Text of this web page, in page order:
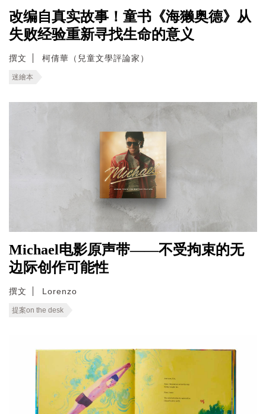
改编自真实故事！童书《海獭奥德》从
失败经验重新寻找生命的意义
撰文 柯倩華（兒童文學評論家）
迷繪本
Michael电影原声带——不受拘束的无
边际创作可能性
撰文 Lorenzo
提案on the desk